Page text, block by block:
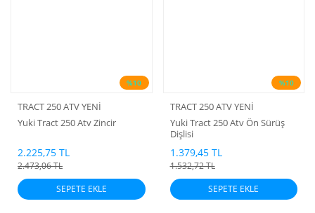
%10
TRACT 250 ATV YENİ
Yuki Tract 250 Atv Zincir
2.225,75 TL
2.473,06 TL
SEPETE EKLE
%10
TRACT 250 ATV YENİ
Yuki Tract 250 Atv Ön Sürüş
Dişlisi
1.379,45 TL
1.532,72 TL
SEPETE EKLE